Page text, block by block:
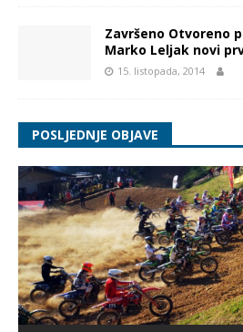
Završeno Otvoreno
Marko Leljak novi
15. listopada, 2014
POSLJEDNJE OBJAVE